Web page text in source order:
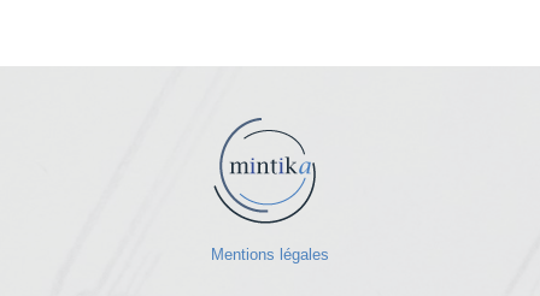
Mentions légales